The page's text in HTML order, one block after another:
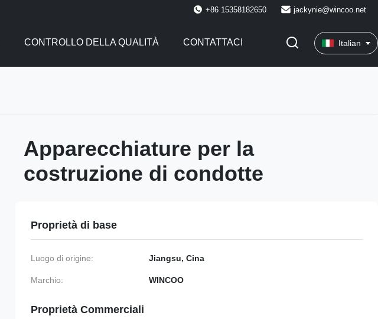
+86 15358182650 jackynie@wincoo.net
CONTROLLO DELLA QUALITÀ CONTATTACI Italian
Apparecchiature per la
costruzione di condotte
Proprietà di base
Luogo di origine: Jiangsu, Cina
Marchio: WINCOO
Proprietà Commerciali